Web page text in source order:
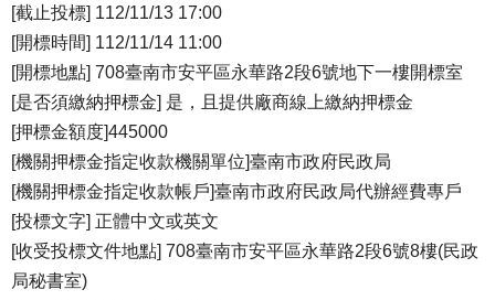
[截止投標] 112/11/13 17:00
[開標時間] 112/11/14 11:00
[開標地點] 708臺南市安平區永華路2段6號地下一樓開標室
[是否須繳納押標金] 是，且提供廠商線上繳納押標金
[押標金額度]445000
[機關押標金指定收款機關單位]臺南市政府民政局
[機關押標金指定收款帳戶]臺南市政府民政局代辦經費專戶
[投標文字] 正體中文或英文
[收受投標文件地點] 708臺南市安平區永華路2段6號8樓(民政
局秘書室)